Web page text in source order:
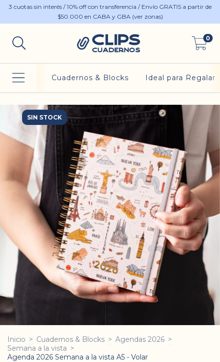
3 cuotas sin interés / 10% off con transferencia / Envío GRATIS a partir de
$50.000 en CABA y GBA (ver zonas)
0
Cuadernos & Blocks Ideal para Regalar
SIN STOCK
Inicio > Cuadernos & Blocks > Agendas 2026 >
Semana a la vista >
Agenda 2026 Semana a la vista A5 - Volar